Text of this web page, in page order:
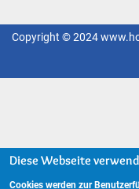
Copyright © 2024
Diese Webseite
Cookies werden zur